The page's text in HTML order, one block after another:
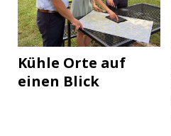
Kühle Orte auf
einen Blick